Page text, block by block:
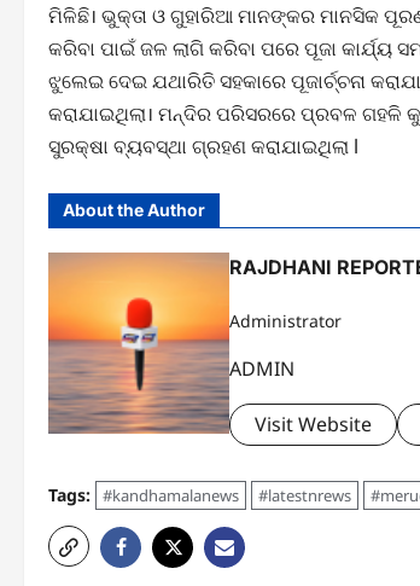
ମିଳିଛି। ଭୁକ୍ତା ଓ ଗୁହାରିଆ ମାନଙ୍କର ମାନସିକ
କରିବା ପାଇଁ ଜଳ ଲାଗି କରିବା ପରେ ପୂଜା କାର୍ଯ୍ୟ
ଝୁଲେଇ ଦେଇ ଯଥାରିତି ସହକାରେ ପୂଜାର୍ଚ୍ଚନା
କରାଯାଇଥିଲା। ମନ୍ଦିର ପରିସରରେ ପ୍ରବଳ ଗହଳି
ସୁରକ୍ଷା ବ୍ୟବସ୍ଥା ଗ୍ରହଣ କରାଯାଇଥିଲା l
About the Author
RAJDHANI
Administrator
ADMIN
Visit Website
Tags: #kandhamalanews #latestnrews